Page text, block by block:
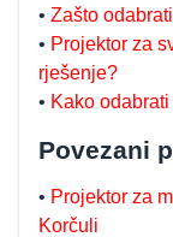
• Zašto
• Projektor za
rješenje?
• Kako
Povezani
• Projektor za
Korčuli